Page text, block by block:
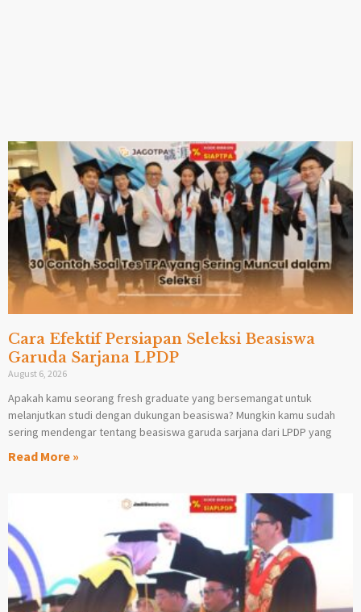
Cara Efektif Persiapan Seleksi Beasiswa
Garuda Sarjana LPDP
August 6, 2026
Apakah kamu seorang fresh graduate yang bersemangat untuk
melanjutkan studi dengan dukungan beasiswa? Mungkin kamu sudah
sering mendengar tentang beasiswa garuda sarjana dari LPDP yang
Read More »